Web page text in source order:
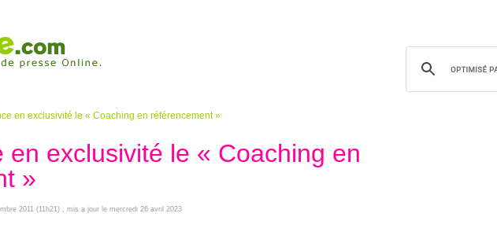
en exclusivité le « Coaching en référencement »
en exclusivité le « Coaching en
»
2011 (11h21) , mis a jour le mercredi 26 avril 2023